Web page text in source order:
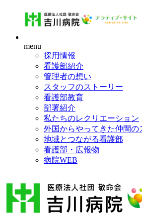
menu
採用情報
看護部紹介
管理者の想い
スタッフのストーリー
看護部教育
部署紹介
私たちのレクリエーション
外国からやってきた仲間の
地域とつながる看護部
看護部・広報物
病院WEB